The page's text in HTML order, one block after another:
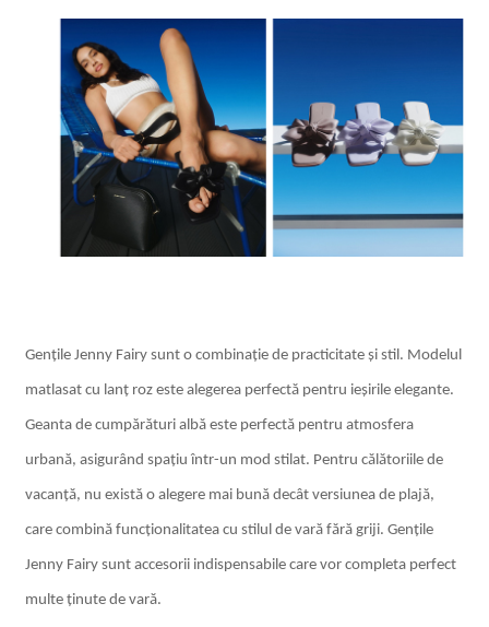
Gențile Jenny Fairy sunt o combinație de practicitate și stil. Modelul
matlasat cu lanț roz este alegerea perfectă pentru ieșirile elegante.
Geanta de cumpărături albă este perfectă pentru atmosfera
urbană, asigurând spațiu într-un mod stilat. Pentru călătoriile de
vacanță, nu există o alegere mai bună decât versiunea de plajă,
care combină funcționalitatea cu stilul de vară fără griji. Gențile
Jenny Fairy sunt accesorii indispensabile care vor completa perfect
multe ținute de vară.